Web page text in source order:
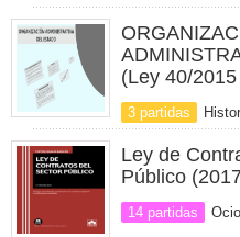
(Ley 40/
3 partidas
Ley de
Público
14 partidas Ocio